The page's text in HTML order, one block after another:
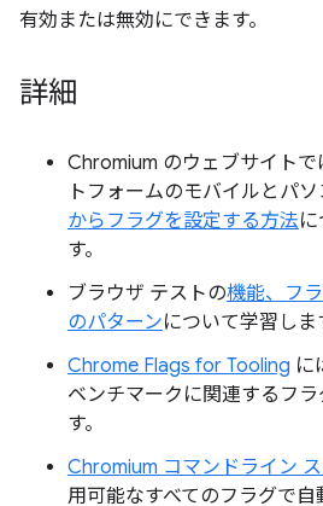
有効または無効にできます。
詳細
Chromium のウェブサイト
トフォームのモバイルとパ
からフラグを設定する方法
す。
ブラウザ テストの機能、フ
のパターンについて学習しま
Chrome Flags for Tooling に
ベンチマークに関連するフ
す。
Chromium コマンドライン
用可能なすべてのフラグで自